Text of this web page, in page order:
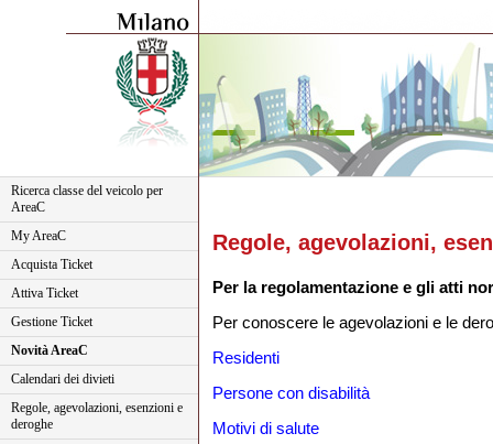
Ricerca classe del veicolo per
AreaC
My AreaC
Acquista Ticket
Attiva Ticket
Gestione Ticket
Novità AreaC
Calendari dei divieti
Regole, agevolazioni, esenzioni e
deroghe
Regole, agevolazioni,
Per la regolamentazione e gli atti
Per conoscere le agevolazioni e le
Residenti
Persone con disabilità
Motivi di salute